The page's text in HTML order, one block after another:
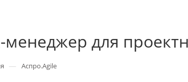
для
— Аспро.Agile